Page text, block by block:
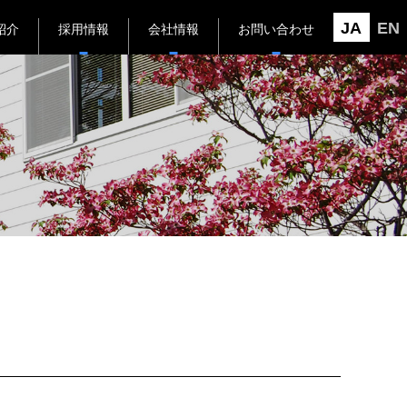
介 採用情報 会社情報 お問い合わせ JA EN